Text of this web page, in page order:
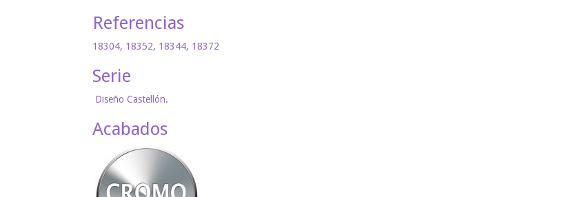
Referencias
18304, 18352, 18344, 18372
Serie
Diseño Castellón.
Acabados